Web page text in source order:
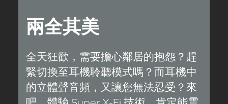
兩全其美
全天狂歡，需要擔心鄰居的抱怨？趕
緊切換至耳機聆聽模式嗎？而耳機中
的立體聲音頻，又讓您無法忍受？來